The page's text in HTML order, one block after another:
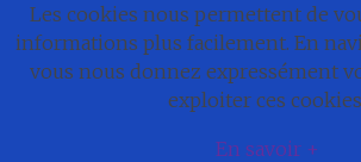
Commune de
Bonnefamille
Les cookies nous permettent de
informations plus facilement. En
vous nous donnez expressément
exploiter ces
En savoir +